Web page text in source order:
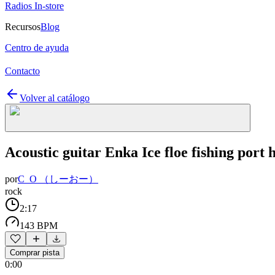
Radios In-store
RecursosBlog
Centro de ayuda
Contacto
Volver al catálogo
Acoustic guitar Enka Ice floe fishing port
porC_O （しーおー）
rock
2:17
143 BPM
Comprar pista
0:00